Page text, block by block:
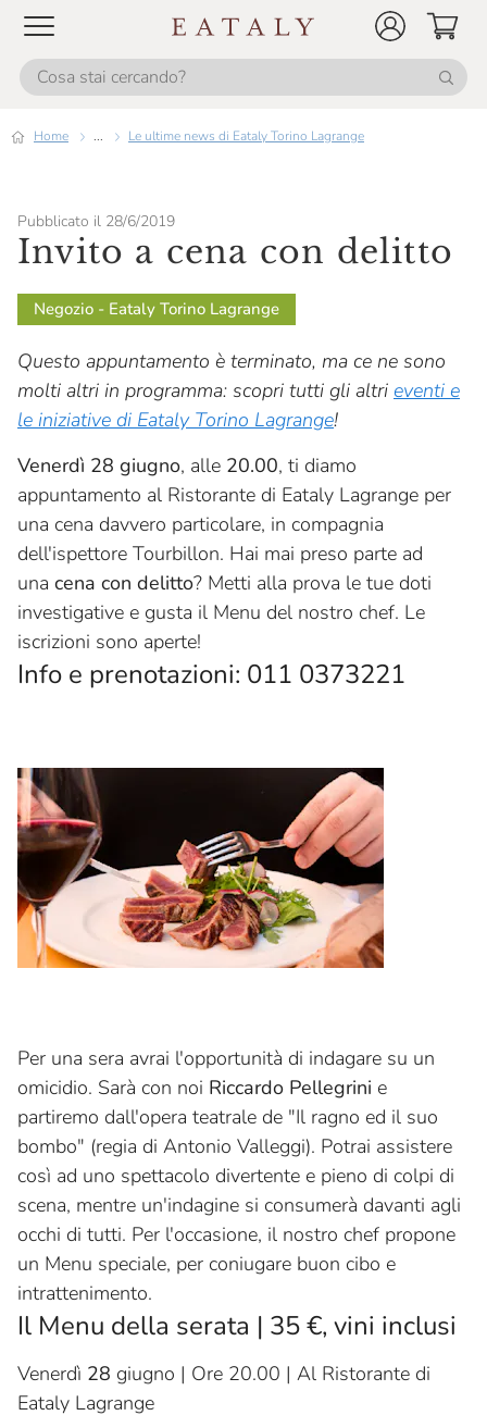
Home ... Le ultime news di Eataly Torino Lagrange
Pubblicato il 28/6/2019
Invito a cena con delitto
Negozio - Eataly Torino Lagrange
Questo appuntamento è terminato, ma ce ne sono
molti altri in programma: scopri tutti gli altri eventi e
le iniziative di Eataly Torino Lagrange!
Venerdì 28 giugno, alle 20.00, ti diamo
appuntamento al Ristorante di Eataly Lagrange per
una cena davvero particolare, in compagnia
dell'ispettore Tourbillon. Hai mai preso parte ad
una cena con delitto? Metti alla prova le tue doti
investigative e gusta il Menu del nostro chef. Le
iscrizioni sono aperte!
Info e prenotazioni: 011 0373221
Per una sera avrai l'opportunità di indagare su un
omicidio. Sarà con noi Riccardo Pellegrini e
partiremo dall'opera teatrale de "Il ragno ed il suo
bombo" (regia di Antonio Valleggi). Potrai assistere
così ad uno spettacolo divertente e pieno di colpi di
scena, mentre un'indagine si consumerà davanti agli
occhi di tutti. Per l'occasione, il nostro chef propone
un Menu speciale, per coniugare buon cibo e
intrattenimento.
Il Menu della serata | 35 €, vini inclusi
Venerdì 28 giugno | Ore 20.00 | Al Ristorante di
Eataly Lagrange